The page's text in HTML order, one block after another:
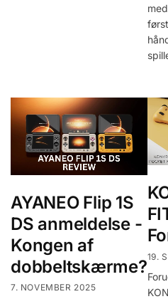
AYANEO Flip 1S
DS anmeldelse -
Kongen af
dobbeltskærme?
7. NOVEMBER 2025
19.